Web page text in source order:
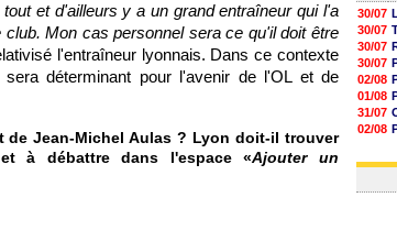
et d'ailleurs y a un grand entraîneur qui l'a
Mon cas personnel sera ce qu'il doit être
l'entraîneur lyonnais. Dans ce contexte
déterminant pour l'avenir de l'OL et de
de Jean-Michel Aulas ? Lyon doit-il trouver
à débattre dans l'espace «Ajouter un
30/07
30/07
30/07
30/07
02/08
01/08
31/07
02/08
03/08